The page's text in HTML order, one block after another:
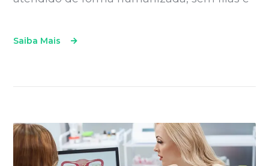
Saiba Mais